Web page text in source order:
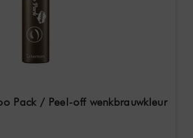
Pack / Peel-off wenkbrauwkleur